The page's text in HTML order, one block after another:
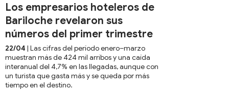
Los empresarios hoteleros de
Bariloche revelaron sus
números del primer trimestre
22/04 | Las cifras del período enero–marzo
muestran más de 424 mil arribos y una caída
interanual del 4,7% en las llegadas, aunque con
un turista que gasta más y se queda por más
tiempo en el destino.